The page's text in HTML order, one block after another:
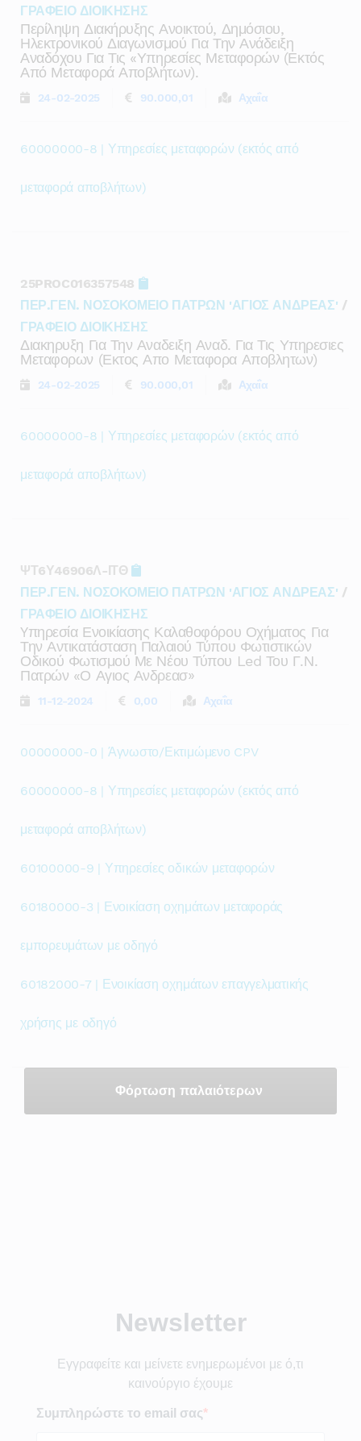
ΓΡΑΦΕΙΟ ΔΙΟΙΚΗΣΗΣ
Περίληψη Διακήρυξης Ανοικτού, Δημόσιου,
Ηλεκτρονικού Διαγωνισμού Για Την Ανάδειξη
Αναδόχου Για Τις «υπηρεσίες Μεταφορών (εκτός
Από Μεταφορά Αποβλήτων).
24-02-2025 90.000,01 Αχαΐα
60000000-8 | Υπηρεσίες μεταφορών (εκτός από
μεταφορά αποβλήτων)
25PROC016357548
ΠΕΡ.ΓΕΝ. ΝΟΣΟΚΟΜΕΙΟ ΠΑΤΡΩΝ 'ΑΓΙΟΣ ΑΝΔΡΕΑΣ' /
ΓΡΑΦΕΙΟ ΔΙΟΙΚΗΣΗΣ
Διακηρυξη Για Την Αναδειξη Αναδ. Για Τις Υπηρεσιες
Μεταφορων (εκτος Απο Μεταφορα Αποβλητων)
24-02-2025 90.000,01 Αχαΐα
60000000-8 | Υπηρεσίες μεταφορών (εκτός από
μεταφορά αποβλήτων)
ΨΤ6Υ46906Λ-ΙΤΘ
ΠΕΡ.ΓΕΝ. ΝΟΣΟΚΟΜΕΙΟ ΠΑΤΡΩΝ 'ΑΓΙΟΣ ΑΝΔΡΕΑΣ' /
ΓΡΑΦΕΙΟ ΔΙΟΙΚΗΣΗΣ
Yπηρεσία Ενοικίασης Καλαθοφόρου Οχήματος Για
Την Αντικατάσταση Παλαιού Τύπου Φωτιστικών
Οδικού Φωτισμού Με Νέου Τύπου Led Του Γ.ν.
Πατρών «ο Αγιος Ανδρεασ»
11-12-2024 0,00 Αχαΐα
00000000-0 | Άγνωστο/Εκτιμώμενο CPV
60000000-8 | Υπηρεσίες μεταφορών (εκτός από
μεταφορά αποβλήτων)
60100000-9 | Υπηρεσίες οδικών μεταφορών
60180000-3 | Ενοικίαση οχημάτων μεταφοράς
εμπορευμάτων με οδηγό
60182000-7 | Ενοικίαση οχημάτων επαγγελματικής
χρήσης με οδηγό
Φόρτωση παλαιότερων